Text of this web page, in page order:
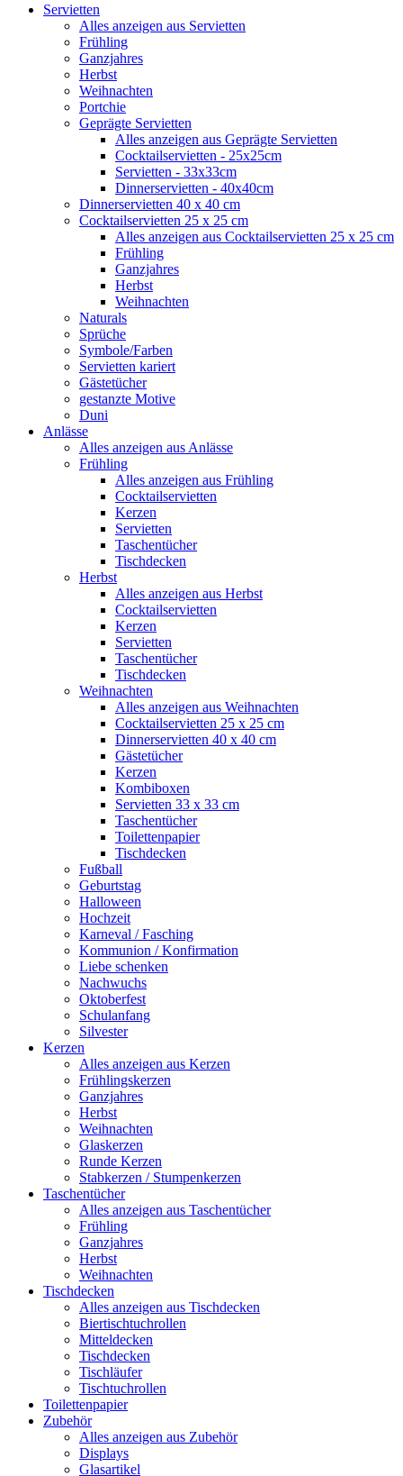
Servietten
Alles anzeigen aus Servietten
Frühling
Ganzjahres
Herbst
Weihnachten
Portchie
Geprägte Servietten
Alles anzeigen aus Geprägte Servietten
Cocktailservietten - 25x25cm
Servietten - 33x33cm
Dinnerservietten - 40x40cm
Dinnerservietten 40 x 40 cm
Cocktailservietten 25 x 25 cm
Alles anzeigen aus Cocktailservietten 25 x 25 cm
Frühling
Ganzjahres
Herbst
Weihnachten
Naturals
Sprüche
Symbole/Farben
Servietten kariert
Gästetücher
gestanzte Motive
Duni
Anlässe
Alles anzeigen aus Anlässe
Frühling
Alles anzeigen aus Frühling
Cocktailservietten
Kerzen
Servietten
Taschentücher
Tischdecken
Herbst
Alles anzeigen aus Herbst
Cocktailservietten
Kerzen
Servietten
Taschentücher
Tischdecken
Weihnachten
Alles anzeigen aus Weihnachten
Cocktailservietten 25 x 25 cm
Dinnerservietten 40 x 40 cm
Gästetücher
Kerzen
Kombiboxen
Servietten 33 x 33 cm
Taschentücher
Toilettenpapier
Tischdecken
Fußball
Geburtstag
Halloween
Hochzeit
Karneval / Fasching
Kommunion / Konfirmation
Liebe schenken
Nachwuchs
Oktoberfest
Schulanfang
Silvester
Kerzen
Alles anzeigen aus Kerzen
Frühlingskerzen
Ganzjahres
Herbst
Weihnachten
Glaskerzen
Runde Kerzen
Stabkerzen / Stumpenkerzen
Taschentücher
Alles anzeigen aus Taschentücher
Frühling
Ganzjahres
Herbst
Weihnachten
Tischdecken
Alles anzeigen aus Tischdecken
Biertischtuchrollen
Mitteldecken
Tischdecken
Tischläufer
Tischtuchrollen
Toilettenpapier
Zubehör
Alles anzeigen aus Zubehör
Displays
Glasartikel